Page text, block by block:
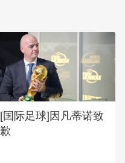
[国际足球]因凡蒂诺致
歉